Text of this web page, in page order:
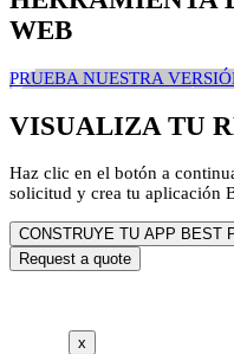
WEB
PRUEBA NUESTRA
VISUALIZA TU
Haz clic en el botón a
solicitud y crea tu aplicación
CONSTRUYE TU APP BEST
Request a quote
x